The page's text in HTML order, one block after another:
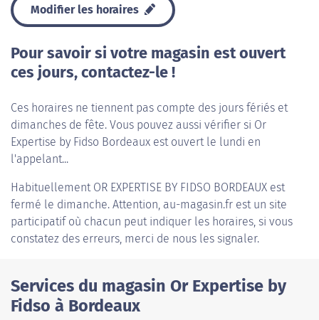
Modifier les horaires
Pour savoir si votre magasin est ouvert
ces jours, contactez-le !
Ces horaires ne tiennent pas compte des jours fériés et
dimanches de fête. Vous pouvez aussi vérifier si Or
Expertise by Fidso Bordeaux est ouvert le lundi en
l'appelant...
Habituellement OR EXPERTISE BY FIDSO BORDEAUX est
fermé le dimanche. Attention, au-magasin.fr est un site
participatif où chacun peut indiquer les horaires, si vous
constatez des erreurs, merci de nous les signaler.
Services du magasin Or Expertise by
Fidso à Bordeaux